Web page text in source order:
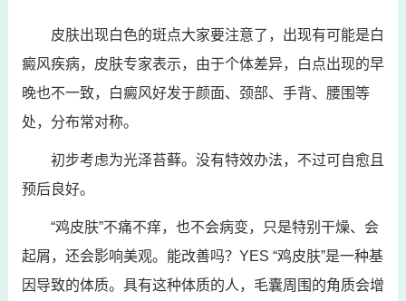
皮肤出现白色的斑点大家要注意了，出现有可能是白
癜风疾病，皮肤专家表示，由于个体差异，白点出现的早
晚也不一致，白癜风好发于颜面、颈部、手背、腰围等
处，分布常对称。
初步考虑为光泽苔藓。没有特效办法，不过可自愈且
预后良好。
“鸡皮肤”不痛不痒，也不会病变，只是特别干燥、会
起屑，还会影响美观。能改善吗？YES “鸡皮肤”是一种基
因导致的体质。具有这种体质的人，毛囊周围的角质会增